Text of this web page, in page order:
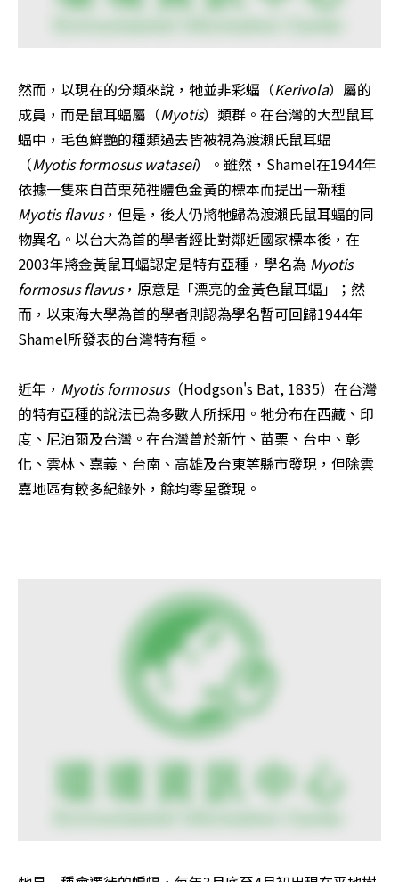
然而，以現在的分類來說，牠並非彩蝠（Kerivola）屬的
成員，而是鼠耳蝠屬（Myotis）類群。在台灣的大型鼠耳
蝠中，毛色鮮艷的種類過去皆被視為渡瀨氏鼠耳蝠
（Myotis formosus watasei）。雖然，Shamel在1944年
依據一隻來自苗栗苑裡體色金黃的標本而提出一新種
Myotis flavus，但是，後人仍將牠歸為渡瀨氏鼠耳蝠的同
物異名。以台大為首的學者經比對鄰近國家標本後，在
2003年將金黃鼠耳蝠認定是特有亞種，學名為 Myotis
formosus flavus，原意是「漂亮的金黃色鼠耳蝠」；然
而，以東海大學為首的學者則認為學名暫可回歸1944年
Shamel所發表的台灣特有種。
近年， Myotis formosus（Hodgson's Bat, 1835）在台灣
的特有亞種的說法已為多數人所採用。牠分布在西藏、印
度、尼泊爾及台灣。在台灣曾於新竹、苗栗、台中、彰
化、雲林、嘉義、台南、高雄及台東等縣市發現，但除雲
嘉地區有較多紀錄外，餘均零星發現。